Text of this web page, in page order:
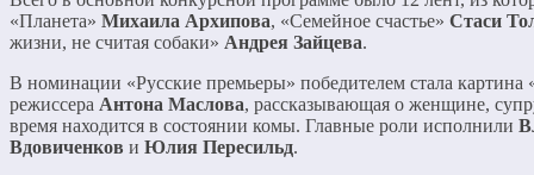
«Планета» Михаила Архипова, «Семейное счастье» Стаси
жизни, не считая собаки» Андрея Зайцева.
В номинации «Русские премьеры» победителем стала
режиссера Антона Маслова, рассказывающая о женщине,
время находится в состоянии комы. Главные роли исполнили
Вдовиченков и Юлия Пересильд.